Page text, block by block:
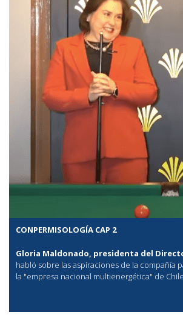
CONPERMISOLOGÍA CAP 2
Gloria Maldonado, presidenta del
habló sobre las aspiraciones de la compañía
la "empresa nacional multienergética" de